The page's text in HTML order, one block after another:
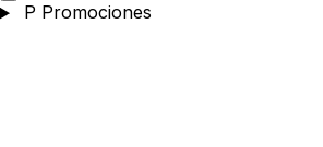
P Promociones